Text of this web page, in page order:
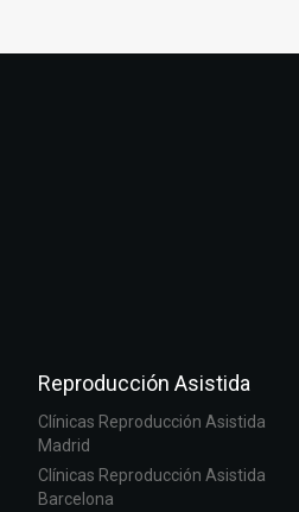
Reproducción Asistida
Clínicas Reproducción Asistida
Madrid
Clínicas Reproducción Asistida
Barcelona